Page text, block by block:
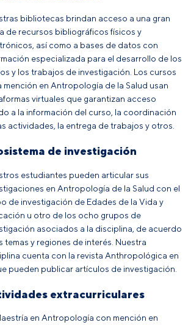
bibliotecas brindan acceso a una gran
de recursos bibliográficos físicos y
así como a bases de datos con
especializada para el desarrollo de los
y los trabajos de investigación. Los cursos
mención en Antropología de la Salud usan
virtuales que garantizan acceso
a la información del curso, la coordinación
actividades, la entrega de trabajos y otros.
de investigación
estudiantes pueden articular sus
en Antropología de la Salud con el
de investigación de Edades de la Vida y
u otro de los ocho grupos de
asociados a la disciplina, de acuerdo
temas y regiones de interés. Nuestra
cuenta con la revista Anthropológica en
pueden publicar artículos de investigación.
extracurriculares
en Antropología con mención en